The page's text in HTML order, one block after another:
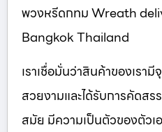
พวงหรีดกทม Wreath
Bangkok Thailand
เราเชื่อมั่นว่าสินค้าของเรา
สวยงามและได้รับการคัดส
สมัย มีความเป็นตัวของตัว